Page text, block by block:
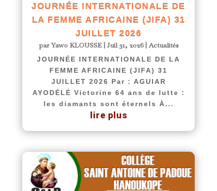
JOURNÉE INTERNATIONALE DE
LA FEMME AFRICAINE (JIFA) 31
JUILLET 2026
parYawo KLOUSSE| Juil 31, 2026|Actualités
JOURNÉE INTERNATIONALE DE LA
FEMME AFRICAINE (JIFA) 31
JUILLET 2026 Par : AGUIAR
AYODÉLÉ Victorine 64 ans de lutte :
les diamants sont éternels À...
lire plus